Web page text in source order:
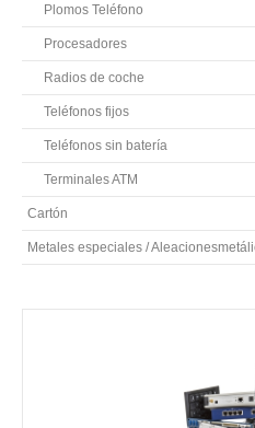
Plomos Teléfono
Procesadores
Radios de coche
Teléfonos fijos
Teléfonos sin batería
Terminales ATM
Cartón
Metales especiales /